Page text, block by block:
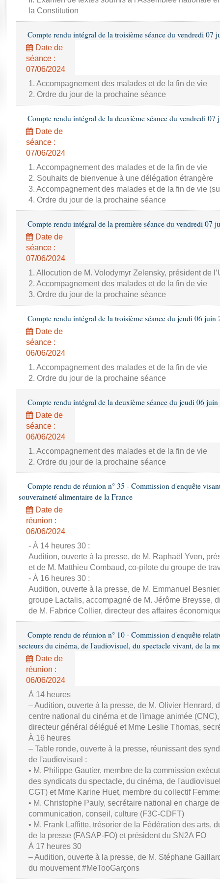
Rapports d'enquête
Rapports législatifs
Baromètre de l’application des lois
Dossiers législatifs
Questions écrites et orales
la Constitution
Compte rendu intégral de la troisième séance du vendredi 07
Date de
séance :
07/06/2024
1. Accompagnement des malades et de la fin de vie
2. Ordre du jour de la prochaine séance
Compte rendu intégral de la deuxième séance du vendredi 07
Date de
séance :
07/06/2024
1. Accompagnement des malades et de la fin de vie
2. Souhaits de bienvenue à une délégation étrangère
3. Accompagnement des malades et de la fin de vie
4. Ordre du jour de la prochaine séance
Compte rendu intégral de la première séance du vendredi 07
Date de
séance :
07/06/2024
1. Allocution de M. Volodymyr Zelensky, président de
2. Accompagnement des malades et de la fin de vie
3. Ordre du jour de la prochaine séance
Compte rendu intégral de la troisième séance du jeudi 06 juin
Date de
séance :
06/06/2024
1. Accompagnement des malades et de la fin de vie
2. Ordre du jour de la prochaine séance
Compte rendu intégral de la deuxième séance du jeudi 06
Date de
séance :
06/06/2024
1. Accompagnement des malades et de la fin de vie
2. Ordre du jour de la prochaine séance
Compte rendu de réunion n° 35 - Commission d'enquête
souveraineté alimentaire de la France
Date de
réunion :
06/06/2024
- À 14 heures 30 :
Audition, ouverte à la presse, de M. Raphaël Yven,
et de M. Matthieu Combaud, co-pilote du groupe de
- À 16 heures 30 :
Audition, ouverte à la presse, de M. Emmanuel
groupe Lactalis, accompagné de M. Jérôme Breysse,
de M. Fabrice Collier, directeur des affaires
Compte rendu de réunion n° 10 - Commission d'enquête
secteurs du cinéma, de l'audiovisuel, du spectacle vivant, de la
Date de
réunion :
06/06/2024
À 14 heures
– Audition, ouverte à la presse, de M. Olivier Henrard,
centre national du cinéma et de l'image animée
directeur général délégué et Mme Leslie Thomas,
À 16 heures
– Table ronde, ouverte à la presse, réunissant des
de l'audiovisuel :
• M. Philippe Gautier, membre de la commission
des syndicats du spectacle, du cinéma, de
CGT) et Mme Karine Huet, membre du collectif
• M. Christophe Pauly, secrétaire national en charge
communication, conseil, culture (F3C-CDFT)
• M. Frank Laffitte, trésorier de la Fédération des arts,
de la presse (FASAP-FO) et président du SN2A FO
À 17 heures 30
– Audition, ouverte à la presse, de M. Stéphane
du mouvement #MeTooGarçons